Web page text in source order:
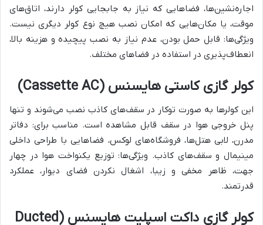
اجاره‌نشین‌ها، فضاهایی که نیاز به جابجایی کولر دارند، اتاق‌های
موقت، یا مکان‌هایی که امکان نصب هیچ نوع کولر دیگری نیست.
ویژگی‌ها: قابل حمل بودن، عدم نیاز به نصب پیچیده و هزینه بالا،
انعطاف‌پذیری در استفاده در فضاهای مختلف.
کولر گازی کاستی هایسنس (Cassette AC)
این کولرها به صورت توکار در سقف‌های کاذب نصب می‌شوند و تنها
پنل خروجی هوا در سقف قابل مشاهده است. مناسب برای: دفاتر
مدرن، لابی هتل‌ها، فروشگاه‌های لوکس، فضاهایی با طراحی داخلی
مینیمال و سقف‌های کاذب. ویژگی‌ها: توزیع یکنواخت هوا در چهار
جهت، ظاهر مخفی و زیبا، اشغال نکردن فضای دیوار، عملکرد
قدرتمند.
کولر گازی داکت اسپلیت هایسنس (Ducted